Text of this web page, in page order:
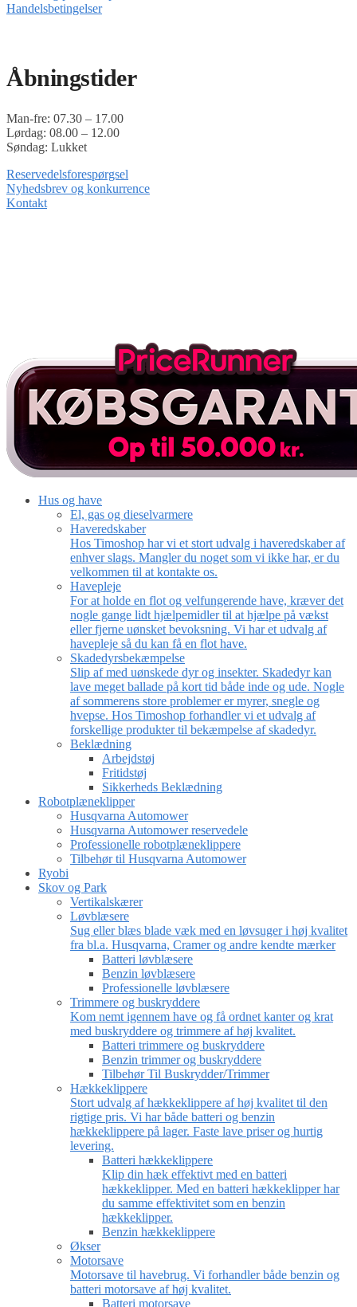
Handelsbetingelser
Åbningstider
Man-fre: 07.30 – 17.00
Lørdag: 08.00 – 12.00
Søndag: Lukket
Reservedelsforespørgsel
Nyhedsbrev og konkurrence
Kontakt
Hus og have
El, gas og dieselvarmere
Haveredskaber
Hos Timoshop har vi et stort udvalg i haveredskaber af
enhver slags. Mangler du noget som vi ikke har, er du
velkommen til at kontakte os.
Havepleje
For at holde en flot og velfungerende have, kræver det
nogle gange lidt hjælpemidler til at hjælpe på vækst
eller fjerne uønsket bevoksning. Vi har et udvalg af
havepleje så du kan få en flot have.
Skadedyrsbekæmpelse
Slip af med uønskede dyr og insekter. Skadedyr kan
lave meget ballade på kort tid både inde og ude. Nogle
af sommerens store problemer er myrer, snegle og
hvepse. Hos Timoshop forhandler vi et udvalg af
forskellige produkter til bekæmpelse af skadedyr.
Beklædning
Arbejdstøj
Fritidstøj
Sikkerheds Beklædning
Robotplæneklipper
Husqvarna Automower
Husqvarna Automower reservedele
Professionelle robotplæneklippere
Tilbehør til Husqvarna Automower
Ryobi
Skov og Park
Vertikalskærer
Løvblæsere
Sug eller blæs blade væk med en løvsuger i høj kvalitet
fra bl.a. Husqvarna, Cramer og andre kendte mærker
Batteri løvblæsere
Benzin løvblæsere
Professionelle løvblæsere
Trimmere og buskryddere
Kom nemt igennem have og få ordnet kanter og krat
med buskryddere og trimmere af høj kvalitet.
Batteri trimmere og buskryddere
Benzin trimmer og buskryddere
Tilbehør Til Buskrydder/Trimmer
Hækkeklippere
Stort udvalg af hækkeklippere af høj kvalitet til den
rigtige pris. Vi har både batteri og benzin
hækkeklippere på lager. Faste lave priser og hurtig
levering.
Batteri hækkeklippere
Klip din hæk effektivt med en batteri
hækkeklipper. Med en batteri hækkeklipper har
du samme effektivitet som en benzin
hækkeklipper.
Benzin hækkeklippere
Økser
Motorsave
Motorsave til havebrug. Vi forhandler både benzin og
batteri motorsave af høj kvalitet.
Batteri motorsave